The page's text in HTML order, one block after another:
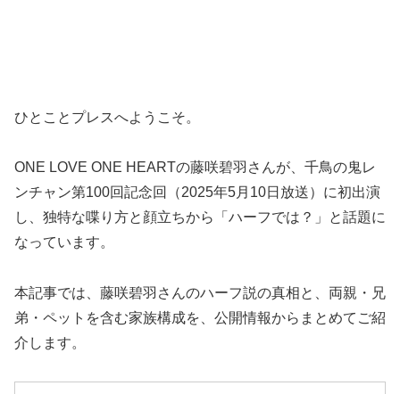
ひとことプレスへようこそ。
ONE LOVE ONE HEARTの藤咲碧羽さんが、千鳥の鬼レ
ンチャン第100回記念回（2025年5月10日放送）に初出演
し、独特な喋り方と顔立ちから「ハーフでは？」と話題に
なっています。
本記事では、藤咲碧羽さんのハーフ説の真相と、両親・兄
弟・ペットを含む家族構成を、公開情報からまとめてご紹
介します。